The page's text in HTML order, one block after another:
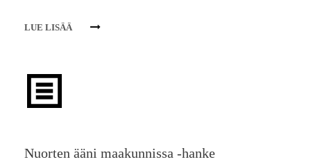
LUE LISÄÄ
Nuorten ääni maakunnissa -hanke